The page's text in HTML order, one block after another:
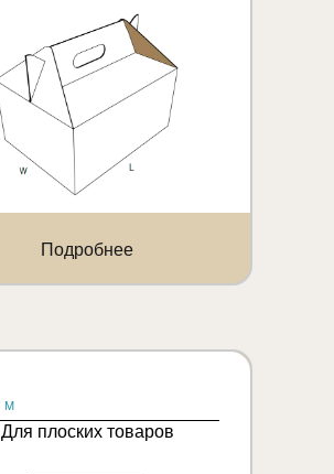
Подробнее
M
Для плоских товаров